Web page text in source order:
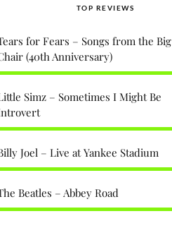
TOP REVIEWS
for Fears – Songs from the Big
(40th Anniversary)
Simz – Sometimes I Might Be
Joel – Live at Yankee Stadium
Beatles – Abbey Road